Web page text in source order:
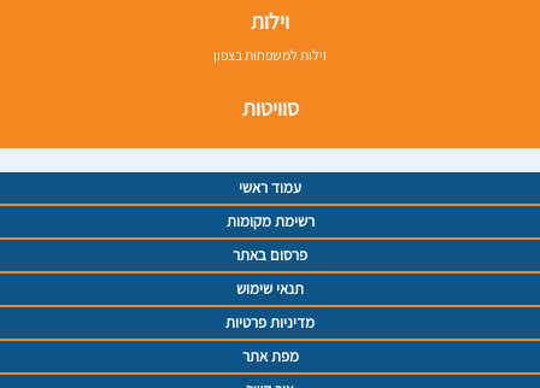
וילות
וילות למשפחות בצפון
סוויטות
עמוד ראשי
רשימת מקומות
פרסום באתר
תנאי שימוש
מדיניות פרטיות
מפת אתר